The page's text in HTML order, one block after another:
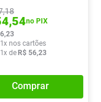
,18
,54no PIX
,23
1x nos cartões
1x deR$ 56,23
Comprar